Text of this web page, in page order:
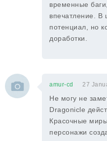
временные
впечатление. В
потенциал, но
доработки.
amur-cd 27
Не могу не
Dragonicle
Красочные
персонажи